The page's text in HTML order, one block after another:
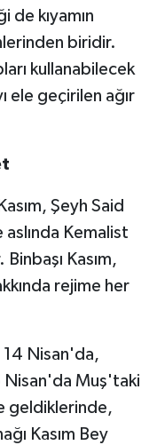
de kıyamın
biridir.
kullanabilecek
ele geçirilen ağır
Şeyh Said
Kemalist
Binbaşı Kasım,
rejime her
14 Nisan'da,
Nisan'da Muş'taki
geldiklerinde,
Kasım Bey